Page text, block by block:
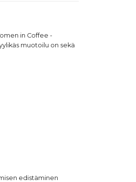
in Coffee -
muotoilu on sekä
edistäminen